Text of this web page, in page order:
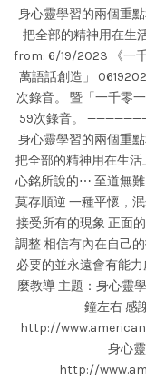
身心靈學習的兩個重
把全部的精神用在生
from: 6/19/2023 《一
萬語話創造」
次錄音。 暨「一千零
59次錄音。
身心靈學習的兩個重
把全部的精神用在生
心銘所說的⋯ 至道無難
莫存順逆 一種平懷，
接受所有的現象 正面
調整 相信有內在自己
必要的並永遠會有能
麼教導 主題：身心靈
鐘左右 感
http://
身心
http://